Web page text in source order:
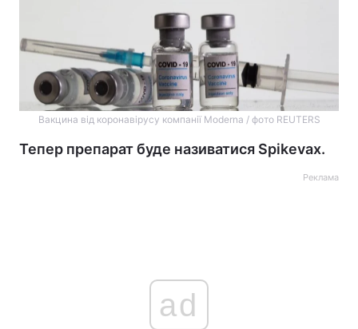
Вакцина від коронавірусу компанії Moderna / фото REUTERS
Тепер препарат буде називатися Spikevax.
Реклама
ad